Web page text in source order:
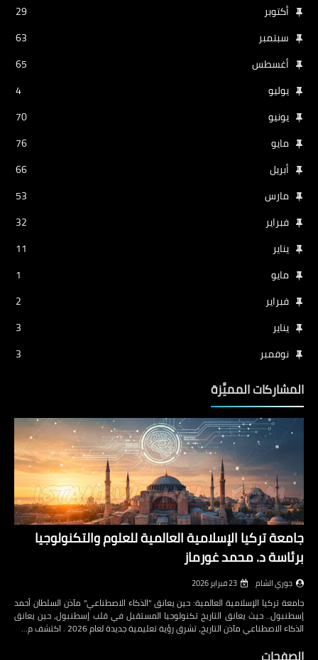
أكتوبر
29
سبتمبر
63
أغسطس
65
يوليو
4
يونيو
70
مايو
76
أبريل
66
مارس
53
فبراير
32
يناير
11
مايو
1
فبراير
2
يناير
3
نوفمبر
3
المشاركات المميَّزة
جامعة تركيا الإسلامية العالمية للعلوم والتكنولوجيا
برئاسة د. محمد غورماز
جوري الشام 23 فبراير 2026
جامعة تركيا الإسلامية العالمية: حين يعانق "الذكاء الاصطناعي" مآذن السلطان أحمد
إسطنبول.. حيث يعانق التاريخ تكنولوجيا المستقبل في قلب إسطنبول، حين يعانق
الذكاء الاصطناعي مآذن التاريخ، تشرق رؤية تعليمية جديدة لعام 2026 . اكتشف م…